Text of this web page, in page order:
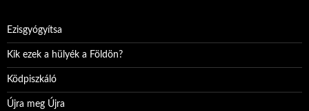
Ezisgyógyítsa
Kik ezek a hülyék a Földön?
Ködpiszkáló
Újra meg Újra